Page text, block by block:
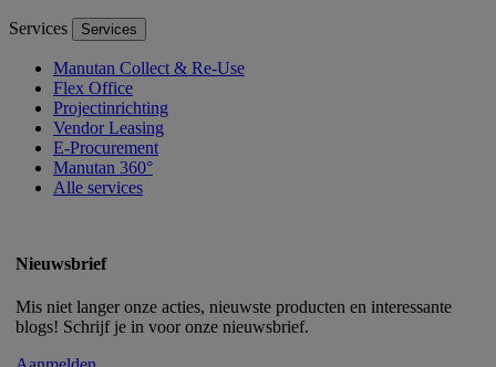
Services Services
Manutan Collect & Re-Use
Flex Office
Projectinrichting
Vendor Leasing
E-Procurement
Manutan 360°
Alle services
Nieuwsbrief
Mis niet langer onze acties, nieuwste producten en interessante
blogs! Schrijf je in voor onze nieuwsbrief.